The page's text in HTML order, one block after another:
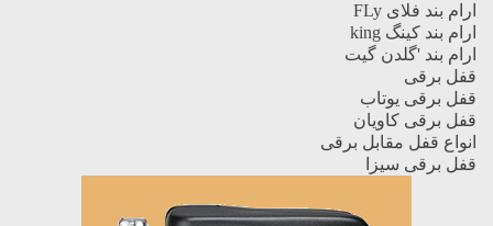
ارام بند فلای FLy
ارام بند کینگ king
ارام بند 'گلدن گیت
قفل برقی
قفل برقی یوتاب
قفل برقی کاویان
انواع قفل مقابل برقی
قفل برقی سیزا